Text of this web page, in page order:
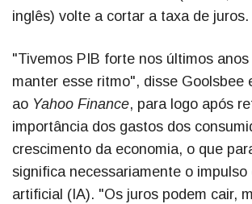
inglês) volte a cortar a taxa de juros.
"Tivemos PIB forte nos últimos
manter esse ritmo", disse Goolsbee
ao Yahoo Finance, para logo após
importância dos gastos dos
crescimento da economia, o que
significa necessariamente o
artificial (IA). "Os juros podem cair,